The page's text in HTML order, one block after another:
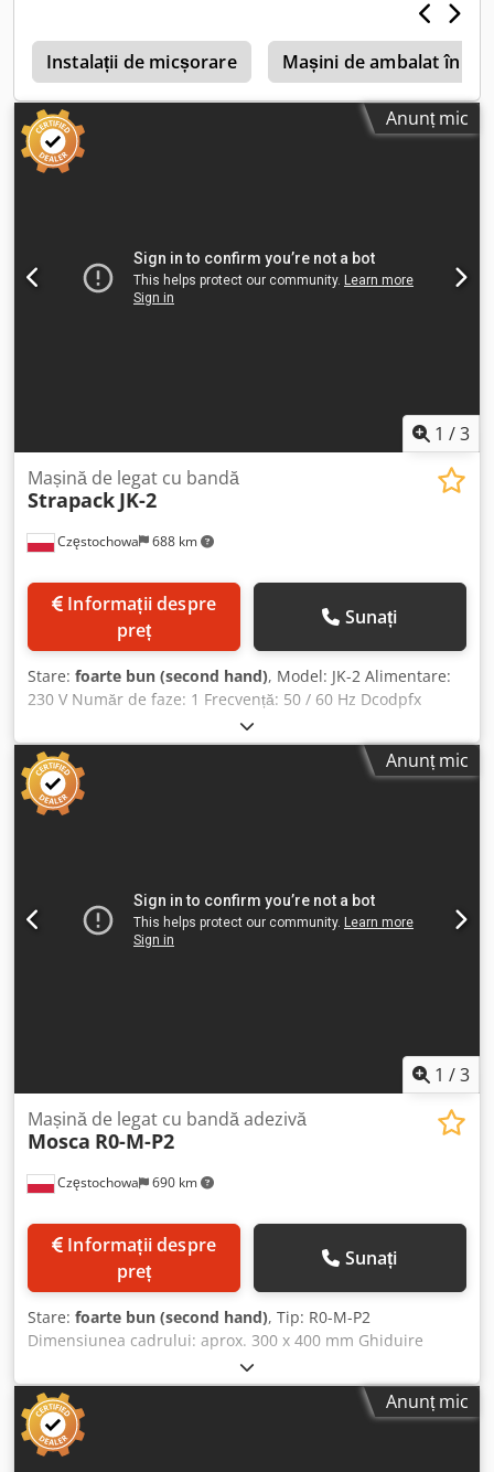
Instalații de micșorare Mașini de ambalat în
Anunț mic
1 /3
Częstochowa 688 km
Mașină de legat cu bandă
Strapack JK-2
preț
Sunați
Stare: foarte bun (second hand), Model: JK-2 Alimentare:
230 V Număr de faze: 1 Frecvență: 50 / 60 Hz Dcodpfx
Aqeyubk Eoiok Putere: 0,56 kVA
Anunț mic
1 /3
Częstochowa 690 km
Mașină de legat cu bandă adezivă
Mosca R0-M-P2
preț
Sunați
Stare: foarte bun (second hand), Tip: R0-M-P2
Dimensiunea cadrului: aprox. 300 x 400 mm Ghiduire
bandă rezistentă la uzură, cu acționare forțată Tensiunea
benzii reglabilă prin potențiometru Dcsdpfxsv Sq R Ee
Aqiok Sistem de sudare cu pană fierbinte Pedală robustă
pentru eliberarea benzii 4 roți, dintre care 2 blocabile
Benzi: benzi PP compatibile cu automate Tensiune rețea:
Anunț mic